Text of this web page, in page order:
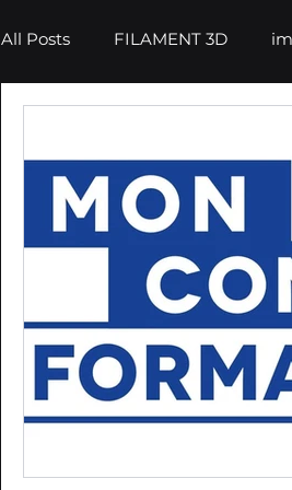
All Posts FILAMENT 3D
CONCESSION LV3D
IMPRIMANTE 3D RESINE
IMPRIMANTE 3D
SCANNER 3D SCANNER